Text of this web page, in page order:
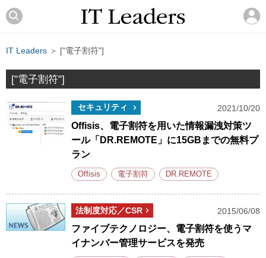
IT Leaders ＞ ["電子割符"]
["電子割符"]
セキュリティ 2021/10/20
Offisis、電子割符を用いた情報漏洩対策ツ
ール「DR.REMOTE」に15GBまでの無料プ
ラン
Offisis 電子割符 DR.REMOTE
法制度対応／CSR 2015/06/08
ファイブテクノロジー、電子割符を使うマ
イナンバー管理サービスを発売